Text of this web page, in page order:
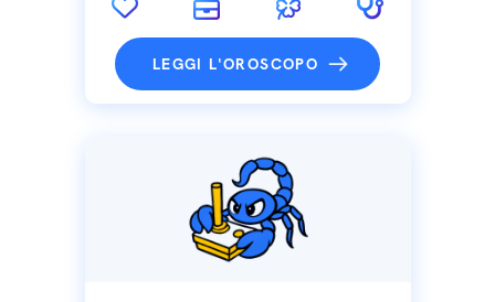
LEGGI L'OROSCOPO